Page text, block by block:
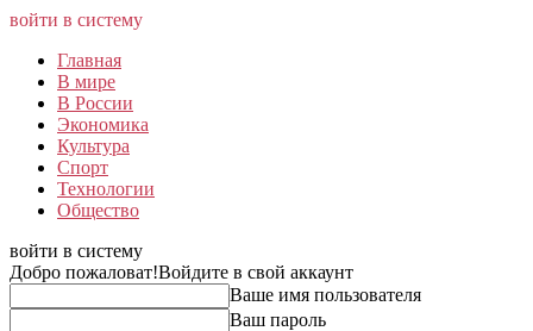
войти в систему
Главная
В мире
В России
Экономика
Культура
Спорт
Технологии
Общество
войти в систему
Добро пожаловат!Войдите в свой аккаунт
Ваше имя пользователя
Ваш пароль